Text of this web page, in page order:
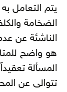
يتم التعامل
الضخامة
الناشئة عن
هو واضح
تتوالى عن